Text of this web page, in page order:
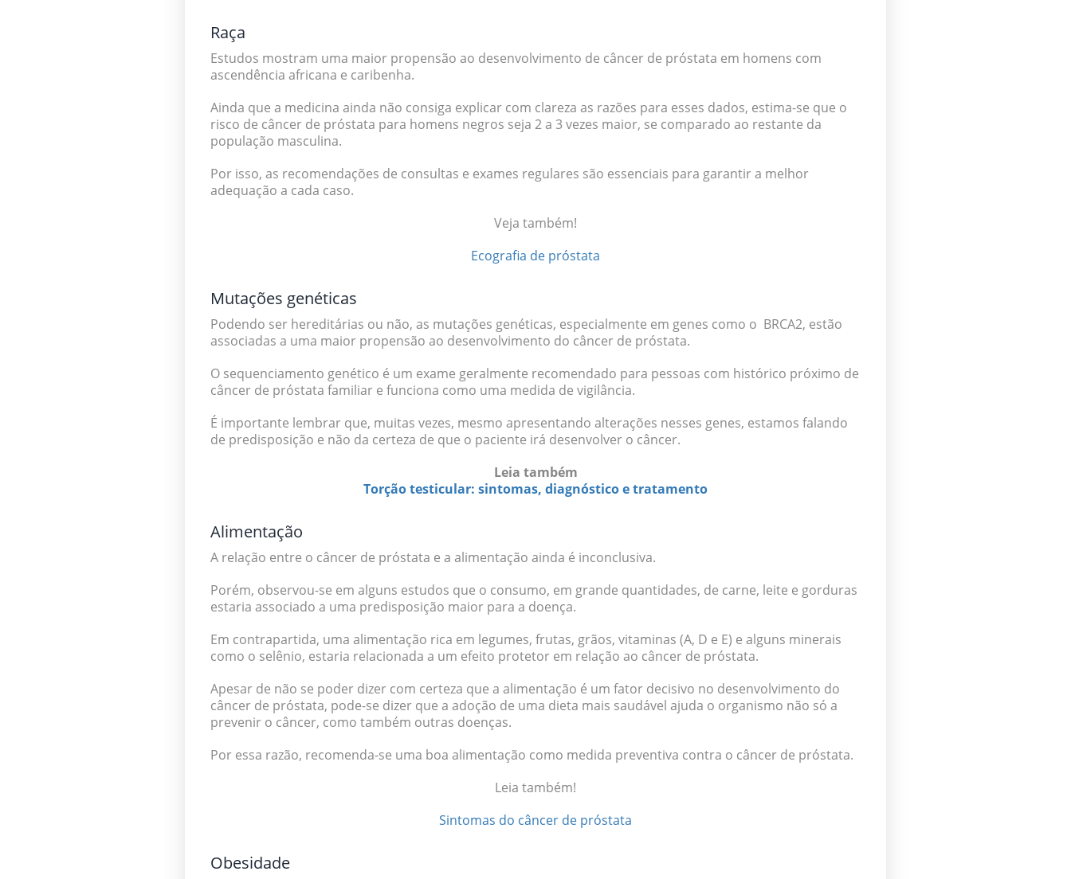
Raça
Estudos mostram uma maior propensão ao desenvolvimento de câncer de próstata em homens com
ascendência africana e caribenha.
Ainda que a medicina ainda não consiga explicar com clareza as razões para esses dados, estima-se que o
risco de câncer de próstata para homens negros seja 2 a 3 vezes maior, se comparado ao restante da
população masculina.
Por isso, as recomendações de consultas e exames regulares são essenciais para garantir a melhor
adequação a cada caso.
Veja também!
Ecografia de próstata
Mutações genéticas
Podendo ser hereditárias ou não, as mutações genéticas, especialmente em genes como o BRCA2, estão
associadas a uma maior propensão ao desenvolvimento do câncer de próstata.
O sequenciamento genético é um exame geralmente recomendado para pessoas com histórico próximo de
câncer de próstata familiar e funciona como uma medida de vigilância.
É importante lembrar que, muitas vezes, mesmo apresentando alterações nesses genes, estamos falando
de predisposição e não da certeza de que o paciente irá desenvolver o câncer.
Leia também
Torção testicular: sintomas, diagnóstico e tratamento
Alimentação
A relação entre o câncer de próstata e a alimentação ainda é inconclusiva.
Porém, observou-se em alguns estudos que o consumo, em grande quantidades, de carne, leite e gorduras
estaria associado a uma predisposição maior para a doença.
Em contrapartida, uma alimentação rica em legumes, frutas, grãos, vitaminas (A, D e E) e alguns minerais
como o selênio, estaria relacionada a um efeito protetor em relação ao câncer de próstata.
Apesar de não se poder dizer com certeza que a alimentação é um fator decisivo no desenvolvimento do
câncer de próstata, pode-se dizer que a adoção de uma dieta mais saudável ajuda o organismo não só a
prevenir o câncer, como também outras doenças.
Por essa razão, recomenda-se uma boa alimentação como medida preventiva contra o câncer de próstata.
Leia também!
Sintomas do câncer de próstata
Obesidade